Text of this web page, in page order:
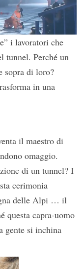
i lavoratori che
tunnel. Perché un
sopra di loro?
in una
il maestro di
omaggio.
di un tunnel? I
cerimonia
delle Alpi … il
questa capra-uomo
gente si inchina